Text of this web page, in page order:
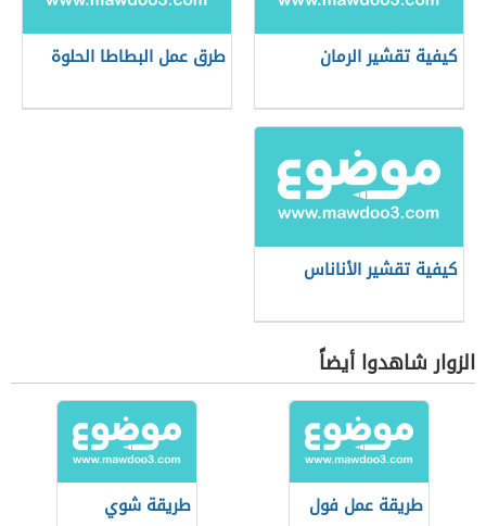
كيفية تقشير الرمان طرق عمل البطاطا الحلوة
كيفية تقشير الأناناس
الزوار شاهدوا أيضاً
طريقة عمل فول
طريقة شوي